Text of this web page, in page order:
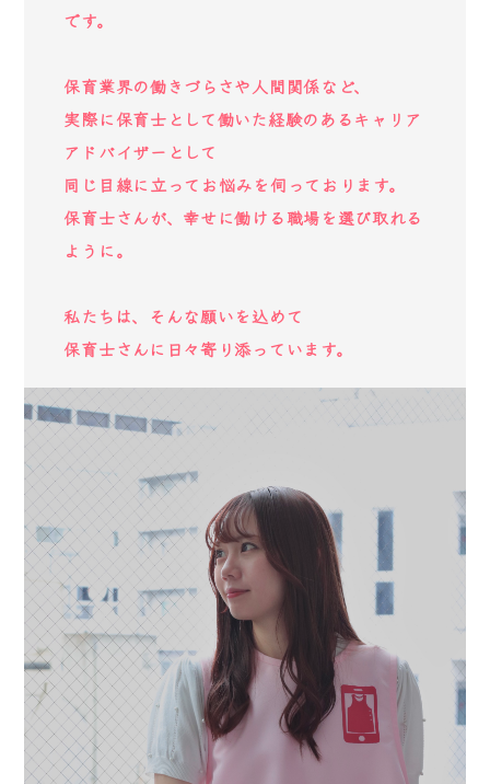
です。
保育業界の働きづらさや人間関係など、
実際に保育士として働いた経験のあるキャリア
アドバイザーとして
同じ目線に立ってお悩みを伺っております。
保育士さんが、幸せに働ける職場を選び取れる
ように。
私たちは、そんな願いを込めて
保育士さんに日々寄り添っています。